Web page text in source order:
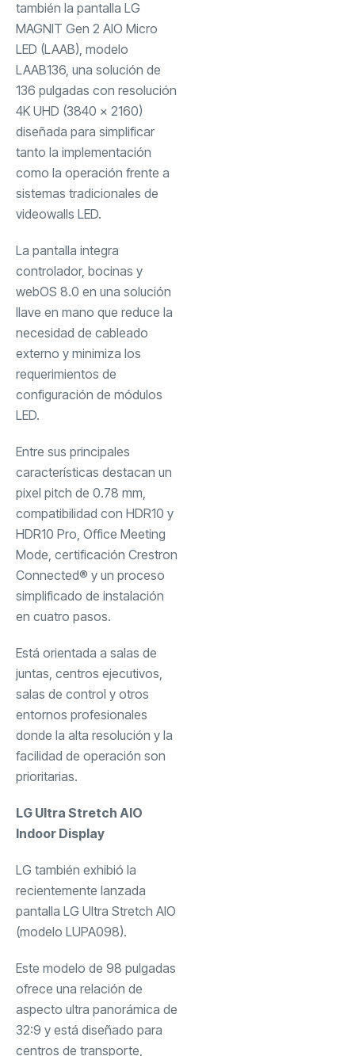
también la pantalla LG
MAGNIT Gen 2 AIO Micro
LED (LAAB), modelo
LAAB136, una solución de
136 pulgadas con resolución
4K UHD (3840 x 2160)
diseñada para simplificar
tanto la implementación
como la operación frente a
sistemas tradicionales de
videowalls LED.
La pantalla integra
controlador, bocinas y
webOS 8.0 en una solución
llave en mano que reduce la
necesidad de cableado
externo y minimiza los
requerimientos de
configuración de módulos
LED.
Entre sus principales
características destacan un
pixel pitch de 0.78 mm,
compatibilidad con HDR10 y
HDR10 Pro, Office Meeting
Mode, certificación Crestron
Connected® y un proceso
simplificado de instalación
en cuatro pasos.
Está orientada a salas de
juntas, centros ejecutivos,
salas de control y otros
entornos profesionales
donde la alta resolución y la
facilidad de operación son
prioritarias.
LG Ultra Stretch AIO
Indoor Display
LG también exhibió la
recientemente lanzada
pantalla LG Ultra Stretch AIO
(modelo LUPA098).
Este modelo de 98 pulgadas
ofrece una relación de
aspecto ultra panorámica de
32:9 y está diseñado para
centros de transporte,